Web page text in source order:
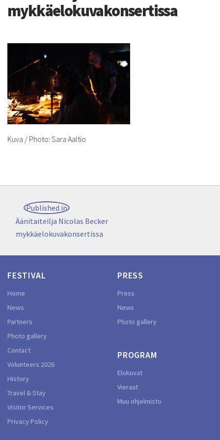
mykkäelokuvakonsertissa
Kuva / Photo: Sara Aaltio
Post
navigation
Published in
Äänitaiteilja Nicolas Becker
mykkäelokuvakonsertissa
FESTIVAL
Home
News
Partners
Photo gallery
Contact
Volunteers 2026
History
Travel & Stay
Visitor Services
Privacy Policy
PRESS
Press
News
Photo gallery
PROGRAM
Elokuvat
Vieraat
Muu ohjelmisto